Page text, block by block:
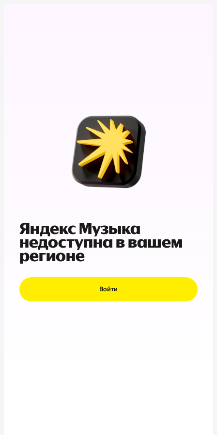
Яндекс Музыка
недоступна в вашем
регионе
Войти